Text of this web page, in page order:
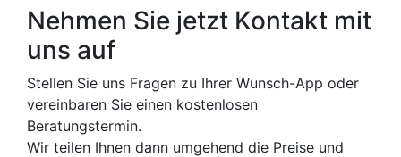
Nehmen Sie jetzt Kontakt mit
uns auf
Stellen Sie uns Fragen zu Ihrer Wunsch-App oder
vereinbaren Sie einen kostenlosen
Beratungstermin.
Wir teilen Ihnen dann umgehend die Preise und